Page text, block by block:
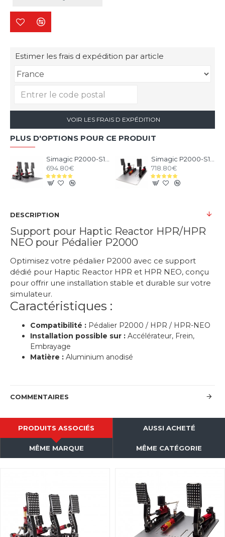
Estimer les frais d expédition par article
VOIR LES FRAIS D EXPÉDITION
PLUS D'OPTIONS POUR CE PRODUIT
Simagic P2000-S100 3 Pédales
694.80€
Simagic P2000-S100RF 2 Pédales
718.80€
DESCRIPTION
Support pour Haptic Reactor HPR/HPR
NEO pour Pédalier P2000
Optimisez votre pédalier P2000 avec ce support
dédié pour Haptic Reactor HPR et HPR NEO, conçu
pour offrir une installation stable et durable sur votre
simulateur.
Caractéristiques :
Compatibilité : Pédalier P2000 / HPR / HPR-NEO
Installation possible sur : Accélérateur, Frein,
Embrayage
Matière : Aluminium anodisé
COMMENTAIRES
PRODUITS ASSOCIÉS AUSSI ACHETÉ
MÊME MARQUE MÊME CATÉGORIE